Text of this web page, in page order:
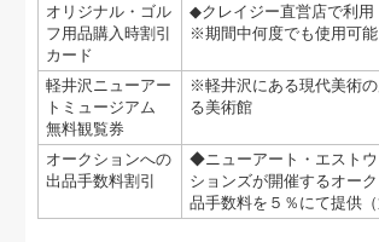
オリジナル・ゴル
フ用品購入時割引
カード
◆クレイジー直営店で利用
※期間中何度でも使用可
軽井沢ニューアー
トミュージアム
無料観覧券
※軽井沢にある現代美術
る美術館
オークションへの
出品手数料割引
◆ニューアート・エスト
ションズが開催するオー
品手数料を５％にて提供